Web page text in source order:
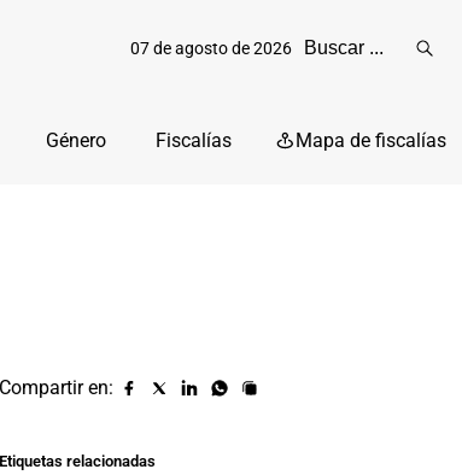
07 de agosto de 2026
Género Fiscalías Mapa de fiscalías
Compartir en:
Compartir
Compartir
Compartir
Compartir
Copiar
Etiquetas relacionadas